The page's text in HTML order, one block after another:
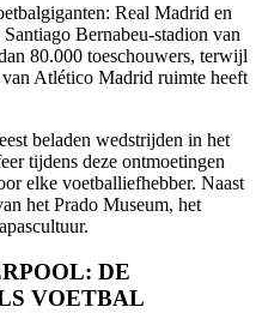
Real Madrid en
Bernabeu-stadion van
80.000 toeschouwers, terwijl
Atlético Madrid ruimte heeft
beladen wedstrijden in het
tijdens deze ontmoetingen
elke voetballiefhebber. Naast
het Prado Museum, het
DE
VOETBAL